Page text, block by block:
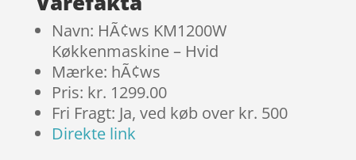
Navn: HÃ¢ws KM1200W
Køkkenmaskine – Hvid
Mærke: hÃ¢ws
Pris: kr. 1299.00
Fri Fragt: Ja, ved køb over kr. 500
Direkte link